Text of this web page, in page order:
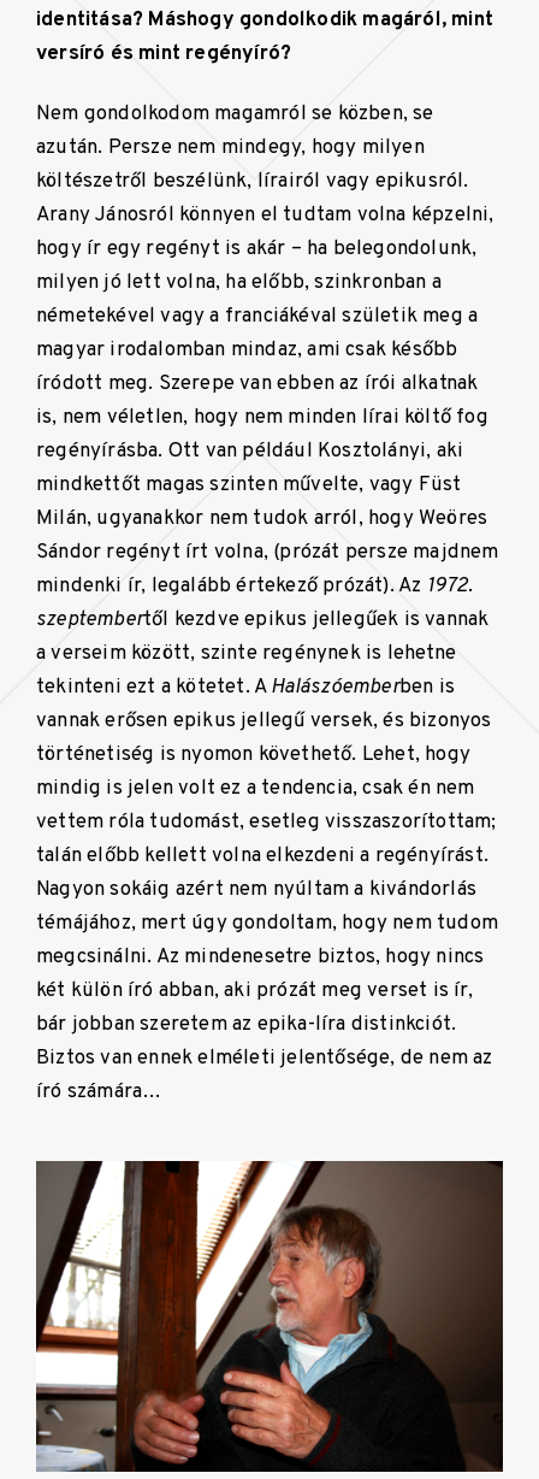
identitása? Máshogy gondolkodik magáról, mint
versíró és mint regényíró?
Nem gondolkodom magamról se közben, se
azután. Persze nem mindegy, hogy milyen
költészetről beszélünk, lírairól vagy epikusról.
Arany Jánosról könnyen el tudtam volna képzelni,
hogy ír egy regényt is akár – ha belegondolunk,
milyen jó lett volna, ha előbb, szinkronban a
németekével vagy a franciákéval születik meg a
magyar irodalomban mindaz, ami csak később
íródott meg. Szerepe van ebben az írói alkatnak
is, nem véletlen, hogy nem minden lírai költő fog
regényírásba. Ott van például Kosztolányi, aki
mindkettőt magas szinten művelte, vagy Füst
Milán, ugyanakkor nem tudok arról, hogy Weöres
Sándor regényt írt volna, (prózát persze majdnem
mindenki ír, legalább értekező prózát). Az 1972.
szeptembertől kezdve epikus jellegűek is vannak
a verseim között, szinte regénynek is lehetne
tekinteni ezt a kötetet. AHalászóemberben is
vannak erősen epikus jellegű versek, és bizonyos
történetiség is nyomon követhető. Lehet, hogy
mindig is jelen volt ez a tendencia, csak én nem
vettem róla tudomást, esetleg visszaszorítottam;
talán előbb kellett volna elkezdeni a regényírást.
Nagyon sokáig azért nem nyúltam a kivándorlás
témájához, mert úgy gondoltam, hogy nem tudom
megcsinálni. Az mindenesetre biztos, hogy nincs
két külön író abban, aki prózát meg verset is ír,
bár jobban szeretem az epika-líra distinkciót.
Biztos van ennek elméleti jelentősége, de nem az
író számára…